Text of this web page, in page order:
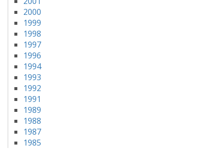
2000
1999
1998
1997
1996
1994
1993
1992
1991
1989
1988
1987
1985